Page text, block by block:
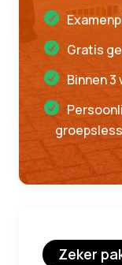
Gratis
Binnen
Zeker